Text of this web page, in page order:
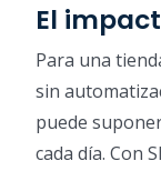
El
Para una
sin
puede
cada día. Con